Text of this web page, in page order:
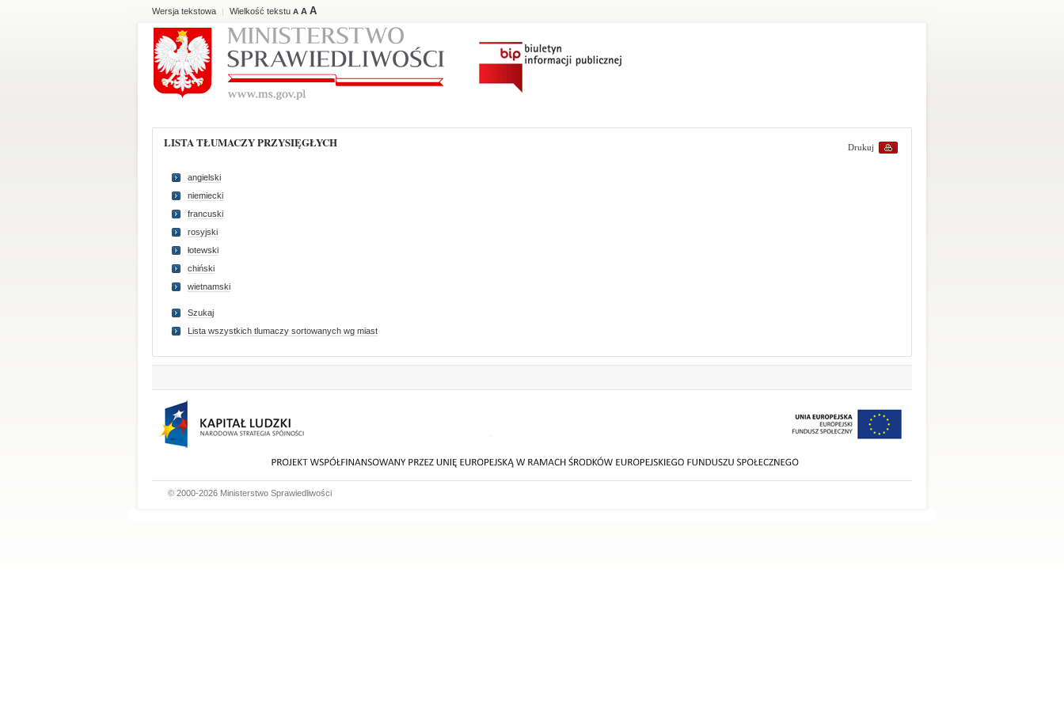
Wersja tekstowa | Wielkość tekstu A A A
Drukuj
LISTA TŁUMACZY PRZYSIĘGŁYCH
angielski
niemiecki
francuski
rosyjski
łotewski
chiński
wietnamski
Szukaj
Lista wszystkich tlumaczy sortowanych wg miast
© 2000-2026 Ministerstwo Sprawiedliwości